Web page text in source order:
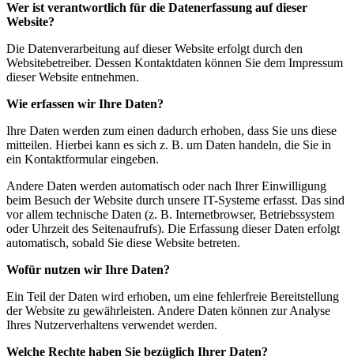
Wer ist verantwortlich für die Datenerfassung auf dieser
Website?
Die Datenverarbeitung auf dieser Website erfolgt durch den
Websitebetreiber. Dessen Kontaktdaten können Sie dem Impressum
dieser Website entnehmen.
Wie erfassen wir Ihre Daten?
Ihre Daten werden zum einen dadurch erhoben, dass Sie uns diese
mitteilen. Hierbei kann es sich z. B. um Daten handeln, die Sie in
ein Kontaktformular eingeben.
Andere Daten werden automatisch oder nach Ihrer Einwilligung
beim Besuch der Website durch unsere IT-Systeme erfasst. Das sind
vor allem technische Daten (z. B. Internetbrowser, Betriebssystem
oder Uhrzeit des Seitenaufrufs). Die Erfassung dieser Daten erfolgt
automatisch, sobald Sie diese Website betreten.
Wofür nutzen wir Ihre Daten?
Ein Teil der Daten wird erhoben, um eine fehlerfreie Bereitstellung
der Website zu gewährleisten. Andere Daten können zur Analyse
Ihres Nutzerverhaltens verwendet werden.
Welche Rechte haben Sie bezüglich Ihrer Daten?